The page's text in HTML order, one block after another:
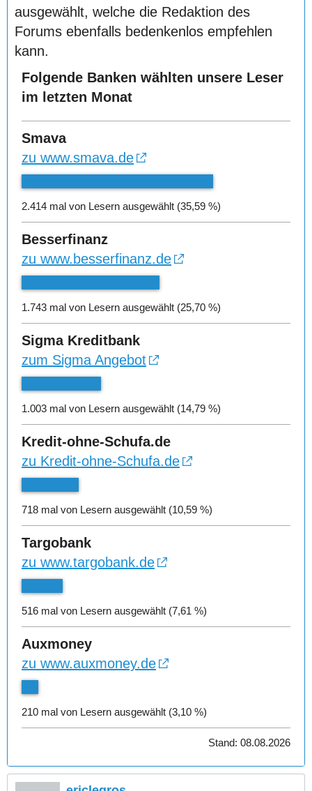
ausgewählt, welche die Redaktion des
Forums ebenfalls bedenkenlos empfehlen
kann.
Folgende Banken wählten unsere Leser
im letzten Monat
Smava
zu www.smava.de
2.414 mal von Lesern ausgewählt (35,59 %)
Besserfinanz
zu www.besserfinanz.de
1.743 mal von Lesern ausgewählt (25,70 %)
Sigma Kreditbank
zum Sigma Angebot
1.003 mal von Lesern ausgewählt (14,79 %)
Kredit-ohne-Schufa.de
zu Kredit-ohne-Schufa.de
718 mal von Lesern ausgewählt (10,59 %)
Targobank
zu www.targobank.de
516 mal von Lesern ausgewählt (7,61 %)
Auxmoney
zu www.auxmoney.de
210 mal von Lesern ausgewählt (3,10 %)
Stand: 08.08.2026